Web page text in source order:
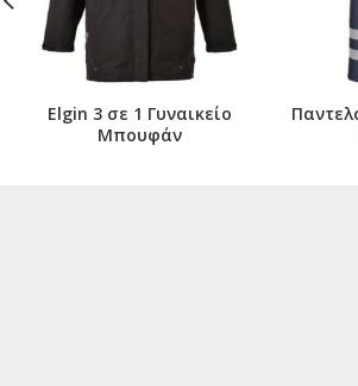
Elgin 3 σε 1 Γυναικείο
Μπουφάν